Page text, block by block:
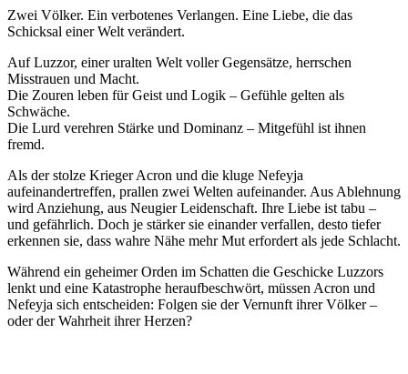
Zwei Völker. Ein verbotenes Verlangen. Eine Liebe, die das
Schicksal einer Welt verändert.
Auf Luzzor, einer uralten Welt voller Gegensätze, herrschen
Misstrauen und Macht.
Die Zouren leben für Geist und Logik – Gefühle gelten als
Schwäche.
Die Lurd verehren Stärke und Dominanz – Mitgefühl ist ihnen
fremd.
Als der stolze Krieger Acron und die kluge Nefeyja
aufeinandertreffen, prallen zwei Welten aufeinander. Aus Ablehnung
wird Anziehung, aus Neugier Leidenschaft. Ihre Liebe ist tabu –
und gefährlich. Doch je stärker sie einander verfallen, desto tiefer
erkennen sie, dass wahre Nähe mehr Mut erfordert als jede Schlacht.
Während ein geheimer Orden im Schatten die Geschicke Luzzors
lenkt und eine Katastrophe heraufbeschwört, müssen Acron und
Nefeyja sich entscheiden: Folgen sie der Vernunft ihrer Völker –
oder der Wahrheit ihrer Herzen?